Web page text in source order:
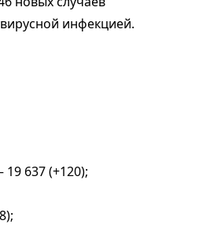
инфекцией.
637 (+120);